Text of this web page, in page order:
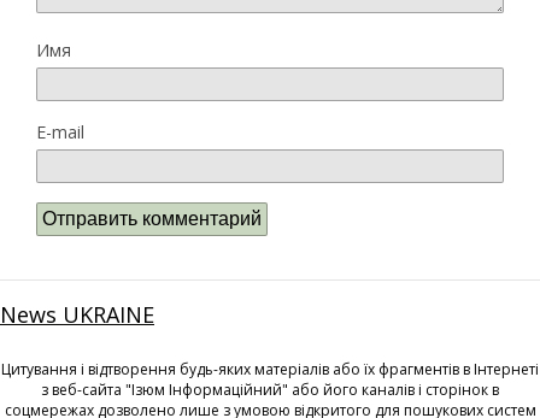
Имя
E-mail
News UKRAINE
Цитування і відтворення будь-яких матеріалів або їх фрагментів в Інтернеті
з веб-сайта "Ізюм Інформаційний" або його каналів і сторінок в
соцмережах дозволено лише з умовою відкритого для пошукових систем